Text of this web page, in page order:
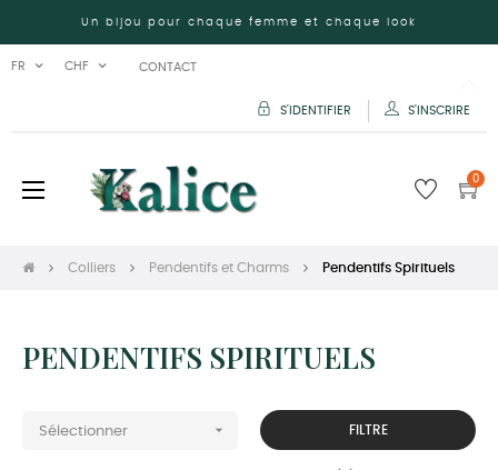
Un bijou pour chaque femme et chaque look
FR CHF CONTACT
S'IDENTIFIER S'INSCRIRE
Basculer
☰ 0
Colliers Pendentifs et Charms Pendentifs Spirituels
PENDENTIFS SPIRITUELS
Sélectionner  FILTRE